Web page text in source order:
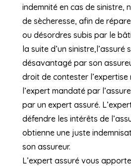
indemnité en cas de sinistre,
de sècheresse, afin de
ou désordres subis par le
la suite d’un sinistre,l’assuré
désavantagé par son
droit de contester l’expertise
l’expert mandaté par
par un expert assuré.
défendre les intérêts de
obtienne une juste
son assureur.
L’expert assuré vous